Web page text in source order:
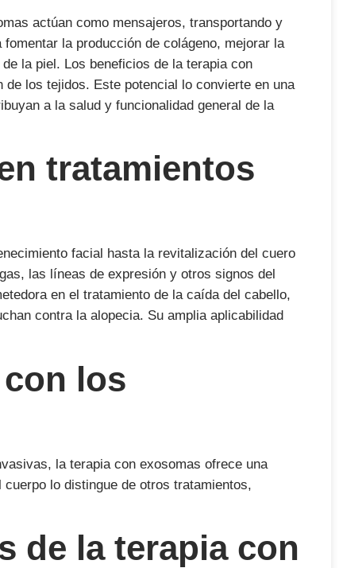
actúan como mensajeros, transportando y
la producción de colágeno, mejorar la
la piel. Los beneficios de la terapia con
los tejidos. Este potencial lo convierte en una
a la salud y funcionalidad general de la
tratamientos
facial hasta la revitalización del cuero
las líneas de expresión y otros signos del
en el tratamiento de la caída del cabello,
contra la alopecia. Su amplia aplicabilidad
los
la terapia con exosomas ofrece una
lo distingue de otros tratamientos,
de la terapia con